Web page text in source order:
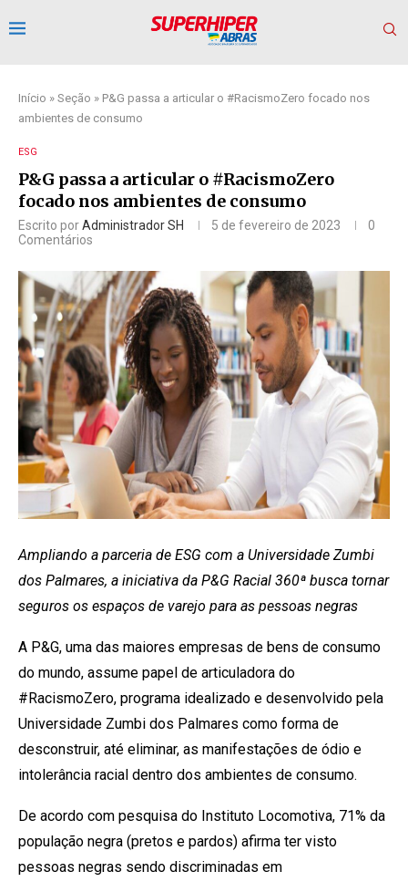
Início » Seção » P&G passa a articular o #RacismoZero focado nos
ambientes de consumo
ESG
P&G passa a articular o #RacismoZero
focado nos ambientes de consumo
Escrito porAdministrador SH 5 de fevereiro de 2023
0
Comentários
Ampliando a parceria de ESG com a Universidade Zumbi
dos Palmares, a iniciativa da P&G Racial 360ª busca tornar
seguros os espaços de varejo para as pessoas negras
A P&G, uma das maiores empresas de bens de consumo
do mundo, assume papel de articuladora do
#RacismoZero, programa idealizado e desenvolvido pela
Universidade Zumbi dos Palmares como forma de
desconstruir, até eliminar, as manifestações de ódio e
intolerância racial dentro dos ambientes de consumo.
De acordo com pesquisa do Instituto Locomotiva, 71% da
população negra (pretos e pardos) afirma ter visto
pessoas negras sendo discriminadas em